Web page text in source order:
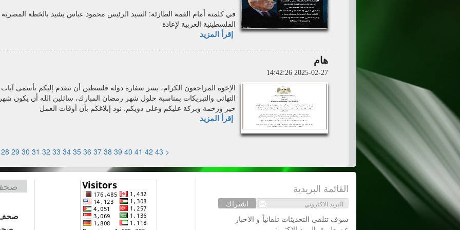
في كلمته أمام القمة الطارئة: السيد الرئيس محمود عباس يشيد بالخطة المصرية
الفلسطينية العربية لإعادة
إقرأ المزيد
هام
2025-02-27 14:42:26
الإخوة المراجعون الكرام، يسر سفارة دولة فلسطين أن تتقدم إليكم بأسمى آيات
التهاني والتبريكات بمناسبة حلول شهر رمضان المبارك، سائلين الله أن يكون شهر
خير ورحمة وبركة عليكم وعلى ذويكم. نود إبلاغكم بأن أوقات العمل
إقرأ المزيد
<
28 29 30 31 32 33 34 35 36 37 38 39 40 41 42 43
القائمة البريدية
اشتراك
سوف تتلقى التحديثات تلقائياً و الاخبار
صحف